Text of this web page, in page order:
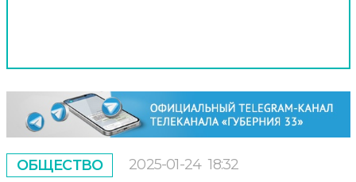
ОБЩЕСТВО 2025-01-24 18:32